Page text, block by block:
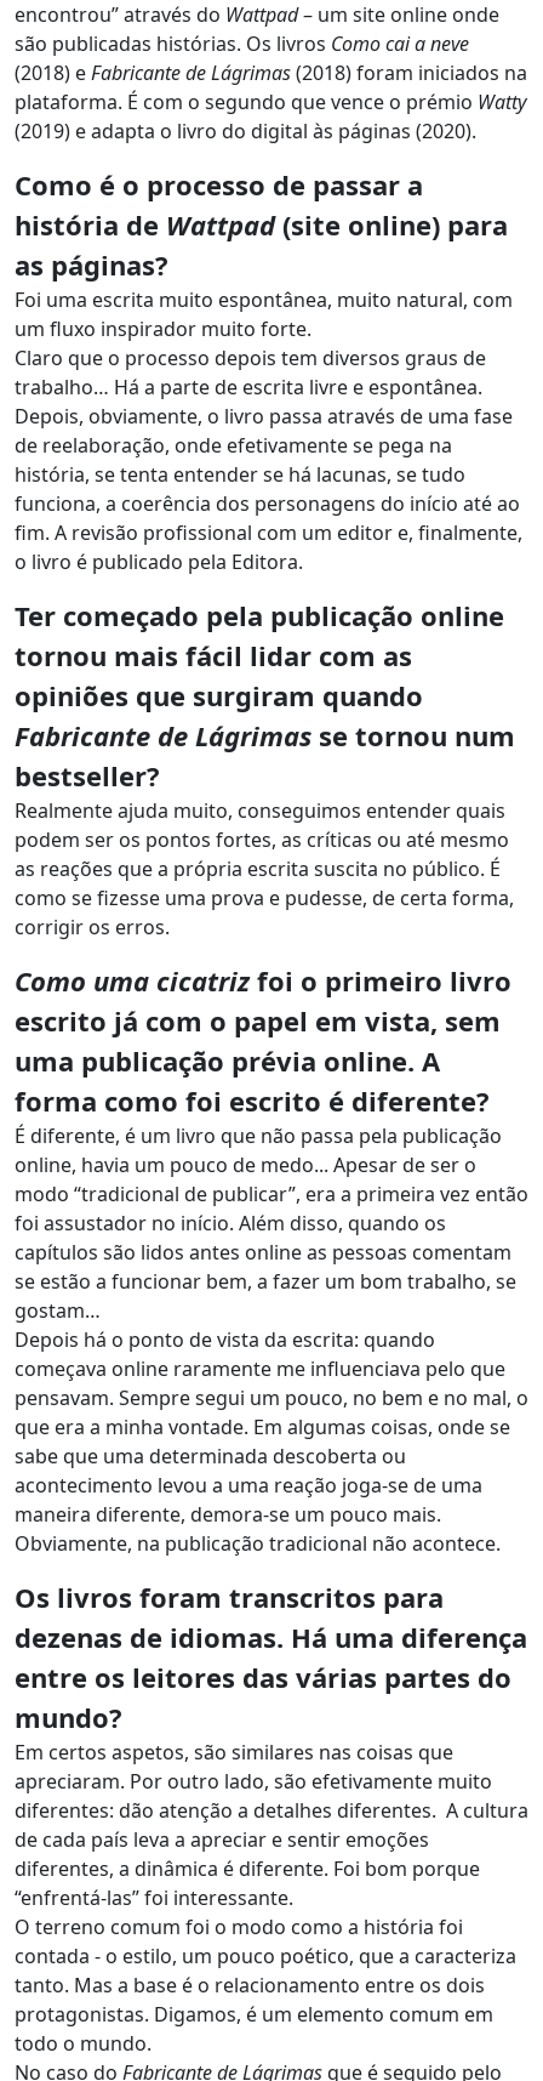
encontrou” através do Wattpad– um site online onde
são publicadas histórias. Os livros Como cai a neve
(2018) eFabricante de Lágrimas(2018) foram iniciados na
plataforma. É com o segundo que vence o prémio Watty
(2019) e adapta o livro do digital às páginas (2020).
Como é o processo de passar a
história de Wattpad(site online) para
as páginas?
Foi uma escrita muito espontânea, muito natural, com
um fluxo inspirador muito forte.
Claro que o processo depois tem diversos graus de
trabalho… Há a parte de escrita livre e espontânea.
Depois, obviamente, o livro passa através de uma fase
de reelaboração, onde efetivamente se pega na
história, se tenta entender se há lacunas, se tudo
funciona, a coerência dos personagens do início até ao
fim. A revisão profissional com um editor e, finalmente,
o livro é publicado pela Editora.
Ter começado pela publicação online
tornou mais fácil lidar com as
opiniões que surgiram quando
Fabricante de Lágrimas se tornou num
bestseller?
Realmente ajuda muito, conseguimos entender quais
podem ser os pontos fortes, as críticas ou até mesmo
as reações que a própria escrita suscita no público. É
como se fizesse uma prova e pudesse, de certa forma,
corrigir os erros.
Como uma cicatrizfoi o primeiro livro
escrito já com o papel em vista, sem
uma publicação prévia online. A
forma como foi escrito é diferente?
É diferente, é um livro que não passa pela publicação
online, havia um pouco de medo... Apesar de ser o
modo “tradicional de publicar”, era a primeira vez então
foi assustador no início. Além disso, quando os
capítulos são lidos antes online as pessoas comentam
se estão a funcionar bem, a fazer um bom trabalho, se
gostam…
Depois há o ponto de vista da escrita: quando
começava online raramente me influenciava pelo que
pensavam. Sempre segui um pouco, no bem e no mal, o
que era a minha vontade. Em algumas coisas, onde se
sabe que uma determinada descoberta ou
acontecimento levou a uma reação joga-se de uma
maneira diferente, demora-se um pouco mais.
Obviamente, na publicação tradicional não acontece.
Os livros foram transcritos para
dezenas de idiomas. Há uma diferença
entre os leitores das várias partes do
mundo?
Em certos aspetos, são similares nas coisas que
apreciaram. Por outro lado, são efetivamente muito
diferentes: dão atenção a detalhes diferentes. A cultura
de cada país leva a apreciar e sentir emoções
diferentes, a dinâmica é diferente. Foi bom porque
“enfrentá-las” foi interessante.
O terreno comum foi o modo como a história foi
contada - o estilo, um pouco poético, que a caracteriza
tanto. Mas a base é o relacionamento entre os dois
protagonistas. Digamos, é um elemento comum em
todo o mundo.
No caso do Fabricante de Lágrimasque é seguido pelo